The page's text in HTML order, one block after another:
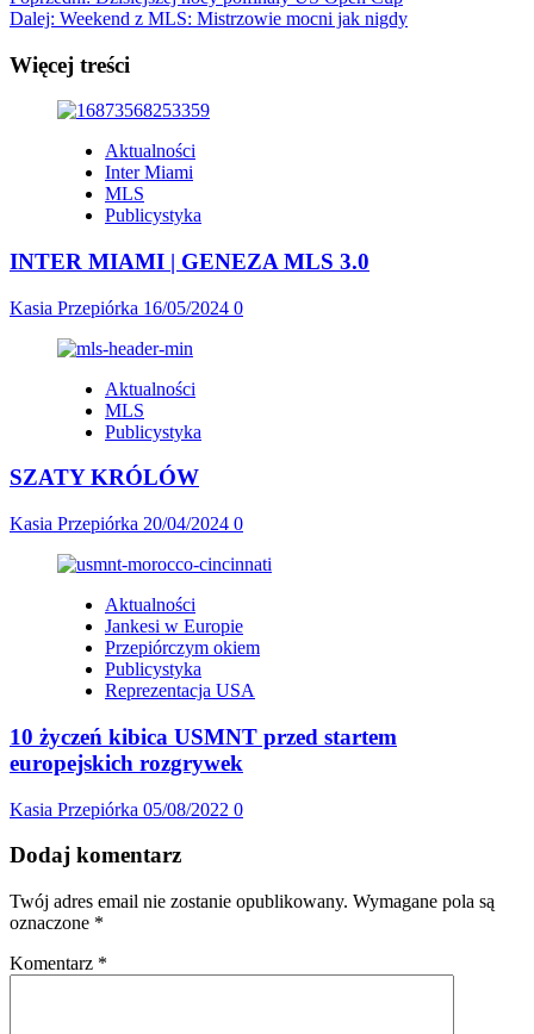
wpisy
Dalej: Weekend z MLS: Mistrzowie mocni jak nigdy
Więcej treści
Aktualności
Inter Miami
MLS
Publicystyka
INTER MIAMI | GENEZA MLS 3.0
Kasia Przepiórka 16/05/2024 0
Aktualności
MLS
Publicystyka
SZATY KRÓLÓW
Kasia Przepiórka 20/04/2024 0
Aktualności
Jankesi w Europie
Przepiórczym okiem
Publicystyka
Reprezentacja USA
10 życzeń kibica USMNT przed startem
europejskich rozgrywek
Kasia Przepiórka 05/08/2022 0
Dodaj komentarz
Twój adres email nie zostanie opublikowany. Wymagane pola są
oznaczone *
Komentarz *